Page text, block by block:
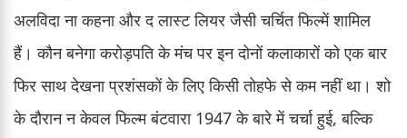
अलविदा ना कहना और द लास्ट लियर जैसी चर्चित फिल्में शामिल
हैं। कौन बनेगा करोड़पति के मंच पर इन दोनों कलाकारों को एक बार
फिर साथ देखना प्रशंसकों के लिए किसी तोहफे से कम नहीं था। शो
के दौरान न केवल फिल्म बंटवारा 1947 के बारे में चर्चा हुई, बल्कि